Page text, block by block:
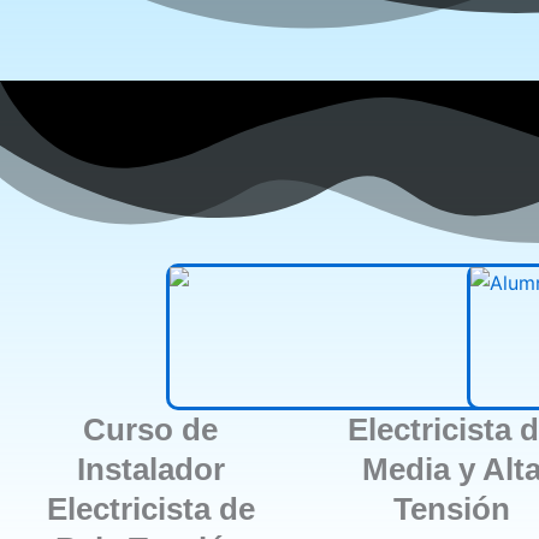
Curso de
Instalador
Electricista de
Electricista
Media y
Tensión